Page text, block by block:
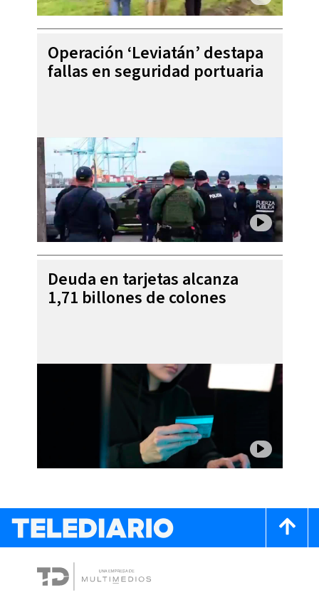
Operación ‘Leviatán’ destapa
fallas en seguridad portuaria
Deuda en tarjetas alcanza
1,71 billones de colones